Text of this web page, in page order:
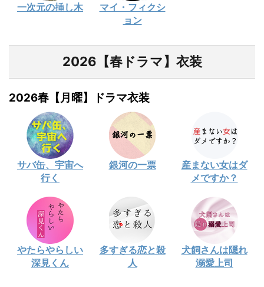
一次元の挿し木
マイ・フィクシ
ョン
2026【春ドラマ】衣装
2026春【月曜】ドラマ衣装
サバ缶、宇宙へ
行く
銀河の一票
産まない女はダ
メですか？
やたらやらしい
深見くん
多すぎる恋と殺
人
犬飼さんは隠れ
溺愛上司